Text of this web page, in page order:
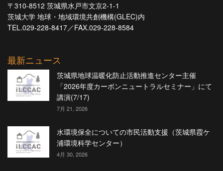
〒310-8512 茨城県水戸市文京2-1-1
茨城大学 地球・地域環境共創機構(GLEC)内
TEL.029-228-8417／FAX.029-228-8584
最新ニュース
茨城県地球温暖化防止活動推進センター主催
「2026年度カーボンニュートラルセミナー」にて
講演(7/17)
7月 21, 2026
水環境保全についての市民活動支援（茨城県霞ケ
浦環境科学センター）
4月 30, 2026